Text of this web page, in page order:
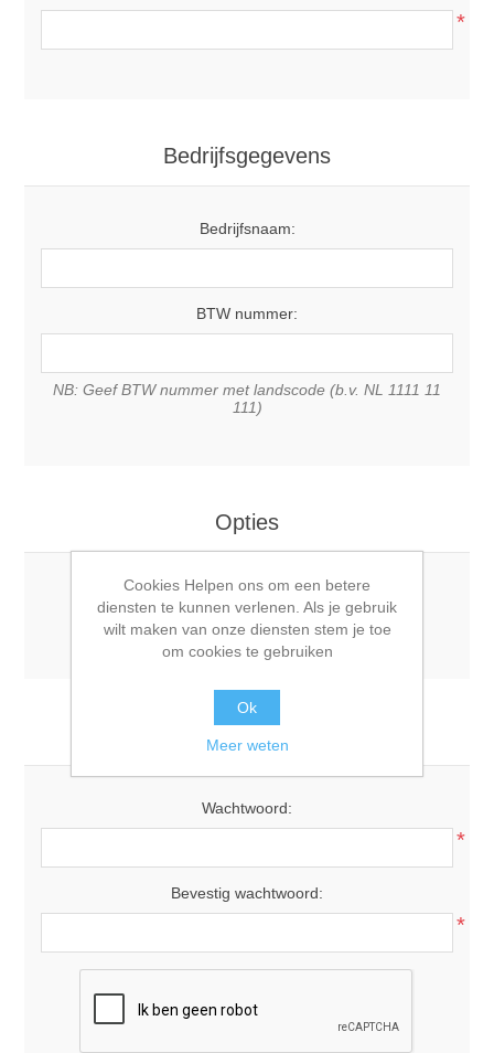
*
Bedrijfsgegevens
Bedrijfsnaam:
BTW nummer:
NB: Geef BTW nummer met landscode (b.v. NL 1111 11
111)
Opties
Nieuwsbrief:
Uw wachtwoord
Wachtwoord:
*
Bevestig wachtwoord:
*
Cookies Helpen ons om een betere
diensten te kunnen verlenen. Als je gebruik
wilt maken van onze diensten stem je toe
om cookies te gebruiken
Ok
Meer weten